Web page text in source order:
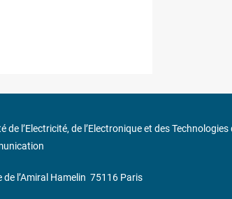
de l’Electricité, de l’Electronique et des
de l’Amiral Hamelin 75116 Paris